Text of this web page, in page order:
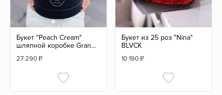
Букет "Peach Cream"
шляпной коробке Grand
27 290₽
Букет из 25 роз "Nina"
BLVCK
10 190₽